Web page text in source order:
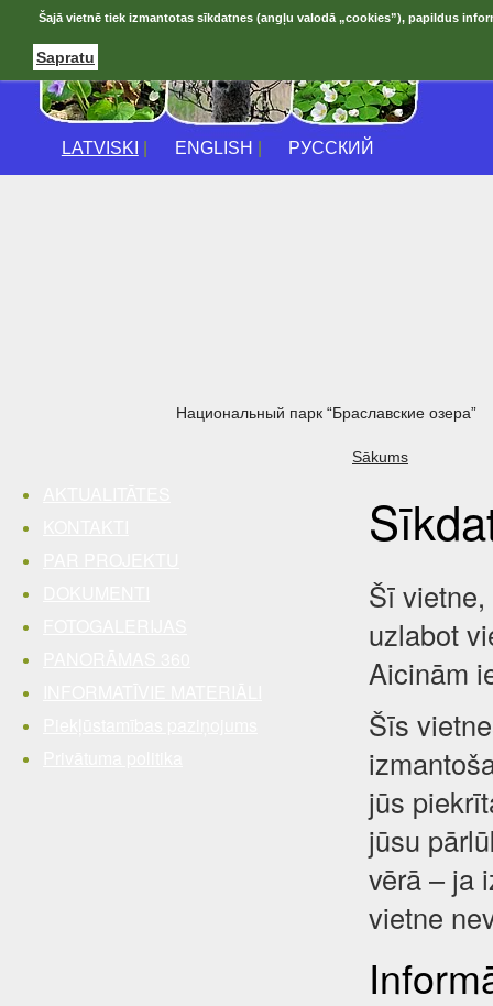
LATVISKI ENGLISH РУССКИЙ
Национальный парк “Браславские озера”
Sākums
Šī
uzlabot
Aicinām
Šīs
jūs
jūsu
vērā – ja
vietne
Šajā vietnē tiek izmantotas sīkdatnes (angļu valodā „cookies”), papildus
Sapratu